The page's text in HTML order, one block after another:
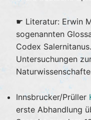
☛ Literatur: Erwin
sogenannten
Codex
Untersuchungen
Innsbrucker/Prüller
erste Abhandlung